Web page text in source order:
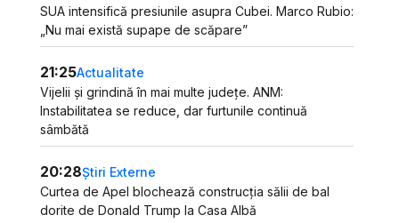
SUA intensifică presiunile asupra Cubei. Marco Rubio:
„Nu mai există supape de scăpare”
21:25Actualitate
Vijelii și grindină în mai multe județe. ANM:
Instabilitatea se reduce, dar furtunile continuă
sâmbătă
20:28Știri Externe
Curtea de Apel blochează construcția sălii de bal
dorite de Donald Trump la Casa Albă